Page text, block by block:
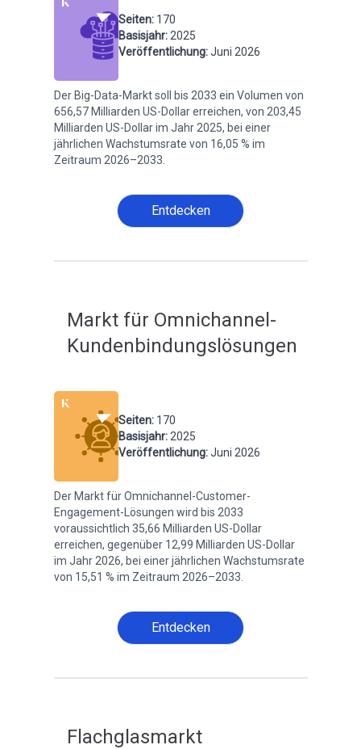
Seiten: 170
Basisjahr: 2025
Veröffentlichung: Juni 2026
Der Big-Data-Markt soll bis 2033 ein Volumen von
656,57 Milliarden US-Dollar erreichen, von 203,45
Milliarden US-Dollar im Jahr 2025, bei einer
jährlichen Wachstumsrate von 16,05 % im
Zeitraum 2026–2033.
Entdecken
Markt für Omnichannel-
Kundenbindungslösungen
Seiten: 170
Basisjahr: 2025
Veröffentlichung: Juni 2026
Der Markt für Omnichannel-Customer-
Engagement-Lösungen wird bis 2033
voraussichtlich 35,66 Milliarden US-Dollar
erreichen, gegenüber 12,99 Milliarden US-Dollar
im Jahr 2026, bei einer jährlichen Wachstumsrate
von 15,51 % im Zeitraum 2026–2033.
Entdecken
Flachglasmarkt